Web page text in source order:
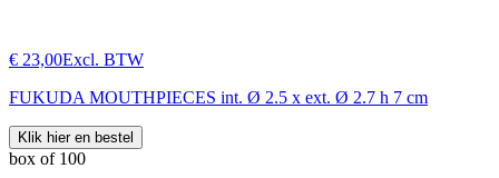
€ 23,00Excl. BTW
FUKUDA MOUTHPIECES int. Ø 2.5 x ext. Ø 2.7 h 7 cm
Klik hier en bestel
box of 100